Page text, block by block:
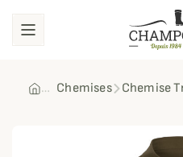
Chemises Chemise